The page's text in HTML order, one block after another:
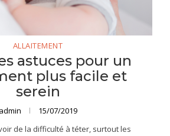
ALLAITEMENT
astuces pour un
plus facile et
serein
admin
15/07/2019
de la difficulté à téter, surtout les